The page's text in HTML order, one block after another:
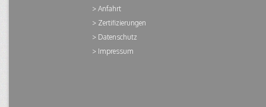
Anfahrt
Zertifizierungen
Datenschutz
Impressum